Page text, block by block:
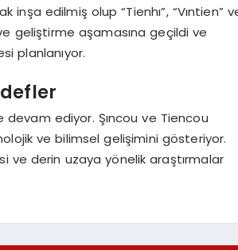
inşa edilmiş olup “Tienhı”, “Vıntien”
geliştirme aşamasına geçildi ve
planlanıyor.
ediyor. Şıncou ve Tiencou
ve bilimsel gelişimini gösteriyor.
ve derin uzaya yönelik araştırmalar